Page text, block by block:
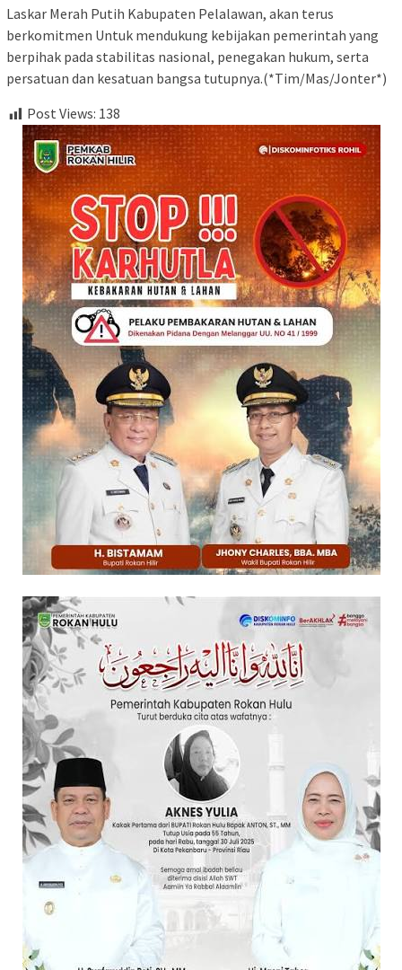
Laskar Merah Putih Kabupaten Pelalawan, akan terus
berkomitmen Untuk mendukung kebijakan pemerintah yang
berpihak pada stabilitas nasional, penegakan hukum, serta
persatuan dan kesatuan bangsa tutupnya.(*Tim/Mas/Jonter*)
Post Views: 138